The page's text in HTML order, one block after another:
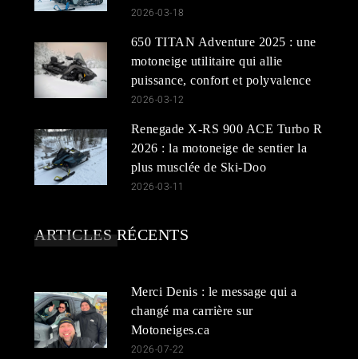
2026-03-18
650 TITAN Adventure 2025 : une
motoneige utilitaire qui allie
puissance, confort et polyvalence
2026-03-12
Renegade X-RS 900 ACE Turbo R
2026 : la motoneige de sentier la
plus musclée de Ski-Doo
2026-03-11
ARTICLES RÉCENTS
Merci Denis : le message qui a
changé ma carrière sur
Motoneiges.ca
2026-07-22